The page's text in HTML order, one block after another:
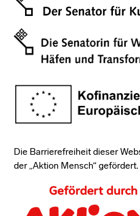
Die Barrierefreiheit dieser
der „Aktion Mensch“ gefördert.